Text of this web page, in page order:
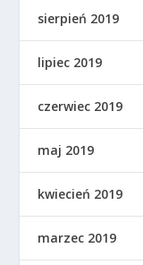
sierpień 2019
lipiec 2019
czerwiec 2019
maj 2019
kwiecień 2019
marzec 2019